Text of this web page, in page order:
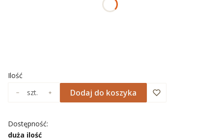
Ilość
szt.
Dodaj do koszyka
Dostępność:
duża ilość